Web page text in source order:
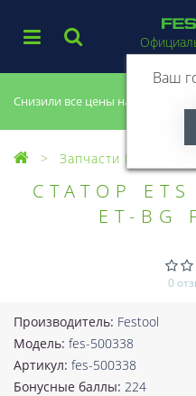
Снизили все цены на 20%, успей
Ваш
Запчасти Festool
СТАТОР
ET-BG
0
Производитель: Festool
Модель: fes-500338
Артикул: fes-500338
Бонусные баллы: 224